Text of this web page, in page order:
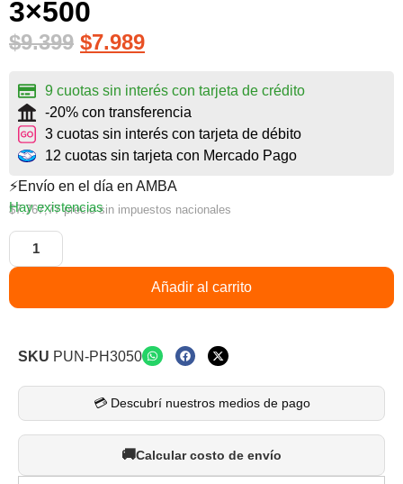
3×500
$9.399 $7.989
9 cuotas sin interés con tarjeta de crédito
-20% con transferencia
3 cuotas sin interés con tarjeta de débito
12 cuotas sin tarjeta con Mercado Pago
⚡Envío en el día en AMBA
$7.767,77precio sin impuestos nacionales
Hay existencias
Añadir al carrito
SKU PUN-PH3050
💳 Descubrí nuestros medios de pago
Calcular costo de envío